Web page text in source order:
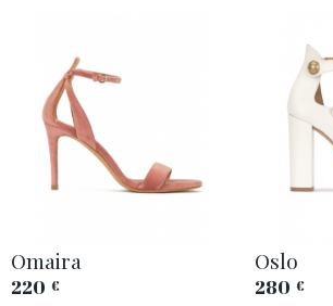
Omaira
220 €
Oslo
280 €